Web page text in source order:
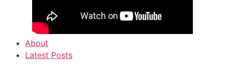
About
Latest Posts